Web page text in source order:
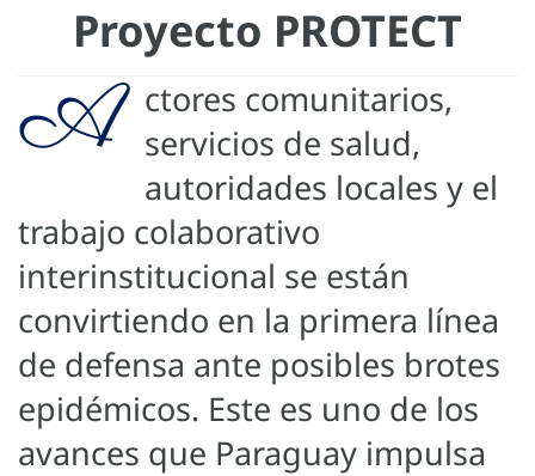
Proyecto PROTECT
A ctores comunitarios,
servicios de salud,
autoridades locales y el
trabajo colaborativo
interinstitucional se están
convirtiendo en la primera línea
de defensa ante posibles brotes
epidémicos. Este es uno de los
avances que Paraguay impulsa